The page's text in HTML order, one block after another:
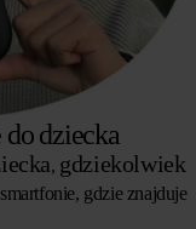
dziecka
, gdziekolwiek
gdzie znajduje